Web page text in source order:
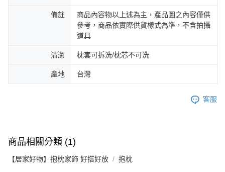
備註
商品內容物以上述為主，產品圖之內容僅供
參考，商品依實際供貨樣式為準，不含拍攝
道具
清潔 枕套可拆洗/枕芯不可洗
產地 台灣
客服
商品相關分類 (1)
【居家好物】抱枕家飾 好搭好放 抱枕